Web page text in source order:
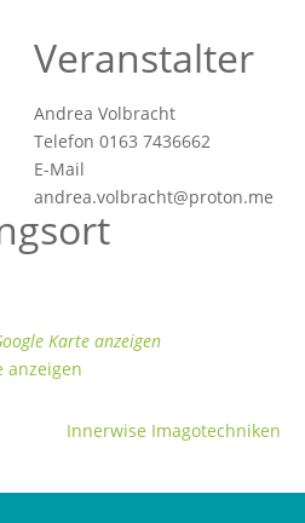
Karte anzeigen
anzeigen
Veranstalter
Andrea Volbracht
Telefon 0163 7436662
E-Mail
andrea.volbracht@proton.me
Innerwise Imagotechniken